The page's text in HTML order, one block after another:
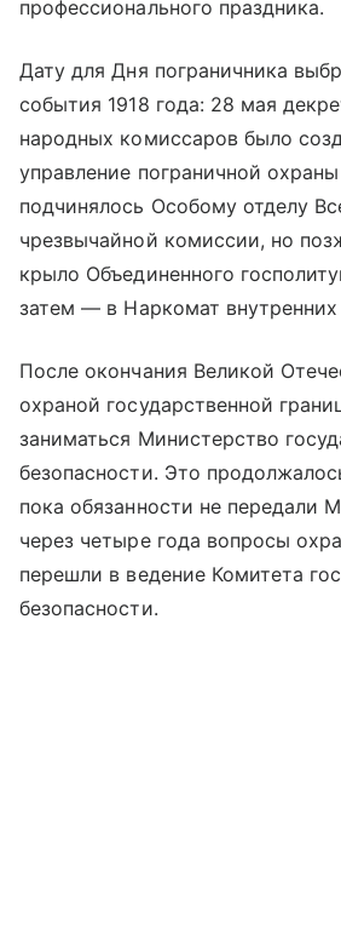
профессионального праздника.
Дату для Дня пограничника
события 1918 года: 28 мая
народных комиссаров было
управление пограничной
подчинялось Особому отделу
чрезвычайной комиссии, но
крыло Объединенного
затем — в Наркомат внутренних
После окончания Великой
охраной государственной
заниматься Министерство
безопасности. Это
пока обязанности не
через четыре года вопросы
перешли в ведение Комитета
безопасности.